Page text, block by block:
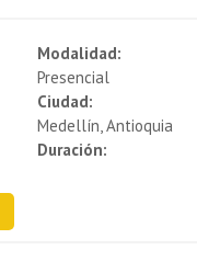
Modalidad:
Presencial
Ciudad:
Medellín, Antioquia
Duración: